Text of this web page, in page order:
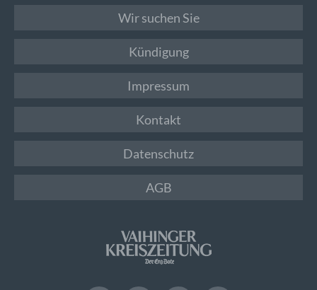
Wir suchen Sie
Kündigung
Impressum
Kontakt
Datenschutz
AGB